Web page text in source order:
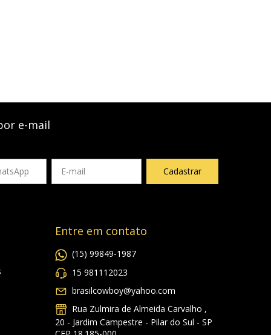
e-mail
Entre em contato
(15) 99849-1987
15 981112023
brasilcowboy@yahoo.com
Rua Zulmira de Almeida Carvalho ,
20 - Jardim Campestre - Pilar do Sul - SP